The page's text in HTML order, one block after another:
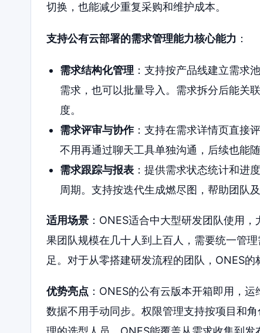
切换，也能减少重复采购和维护成本。
支持公有云部署的需求管理能力核心能力 ：
需求结构化管理 ：支持按产品线建立需求
需求，也可以批量导入。需求拆分后能关
度。
需求评审与协作：支持在需求详情页直接
不用再通过聊天工具单独沟通，后续也能随
需求跟踪与报表：提供需求状态统计和进
周期。支持按迭代生成燃尽图，帮助团队
适用场景 ：ONES适合中大型研发团队使用
果团队规模在几十人到上百人，需要统一管
足。对于从零搭建研发流程的团队，ONES的
优势亮点 ：ONES的公有云版本开箱即用，
数据不用手动同步。权限管理支持按项目和